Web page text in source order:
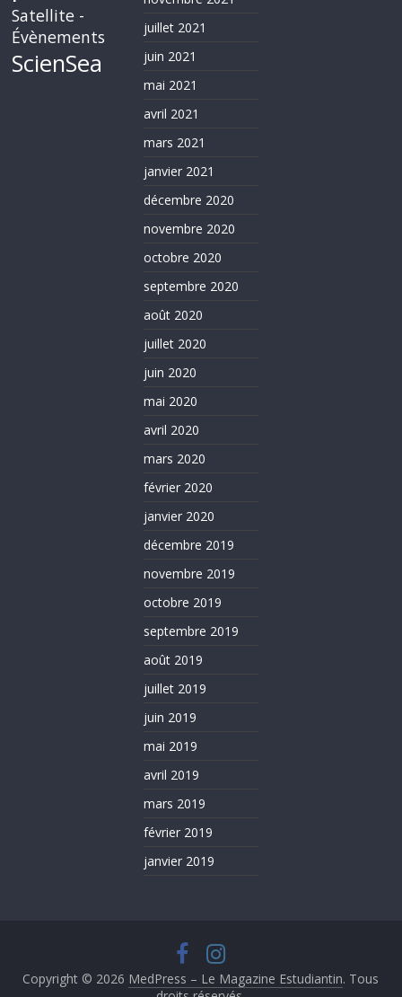
Satellite -
Évènements
ScienSea
juillet 2021
juin 2021
mai 2021
avril 2021
mars 2021
janvier 2021
décembre 2020
novembre 2020
octobre 2020
septembre 2020
août 2020
juillet 2020
juin 2020
mai 2020
avril 2020
mars 2020
février 2020
janvier 2020
décembre 2019
novembre 2019
octobre 2019
septembre 2019
août 2019
juillet 2019
juin 2019
mai 2019
avril 2019
mars 2019
février 2019
janvier 2019
Copyright © 2026 MedPress – Le Magazine Estudiantin. Tous